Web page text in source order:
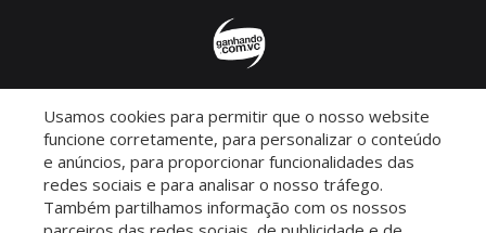
Descomplicado por:
Usamos cookies para permitir que o nosso website
funcione corretamente, para personalizar o conteúdo
e anúncios, para proporcionar funcionalidades das
redes sociais e para analisar o nosso tráfego.
Também partilhamos informação com os nossos